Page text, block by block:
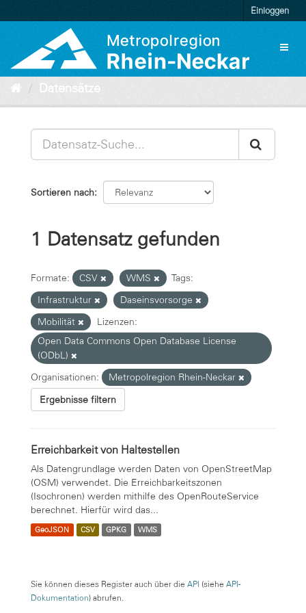
zum
Einloggen
Datensätze
Sortieren nach
1 Datensatz gefunden
Formate: CSV WMS
Tags:
Infrastruktur
Daseinsvorsorge
Mobilität
Lizenzen:
Open Data Commons Open Database License
(ODbL)
Organisationen:
Metropolregion Rhein-Neckar
Ergebnisse filtern
Erreichbarkeit von Haltestellen
Als Datengrundlage werden Daten von OpenStreetMap
(OSM) verwendet. Die Erreichbarkeitszonen
(Isochronen) werden mithilfe des OpenRouteService
berechnet. Hierfür wird das...
GeoJSON CSV GPKG WMS
Sie können dieses Register auch über die API (siehe API-
Dokumentation) abrufen.